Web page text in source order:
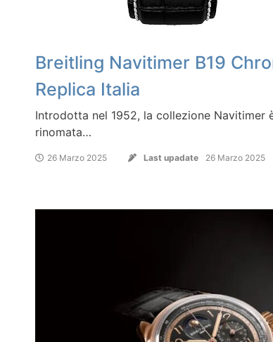
Breitling Navitimer B19
Replica Italia
Introdotta nel 1952, la collezione
rinomata…
26 Marzo 2025 Last upadate 26 Marzo 2025